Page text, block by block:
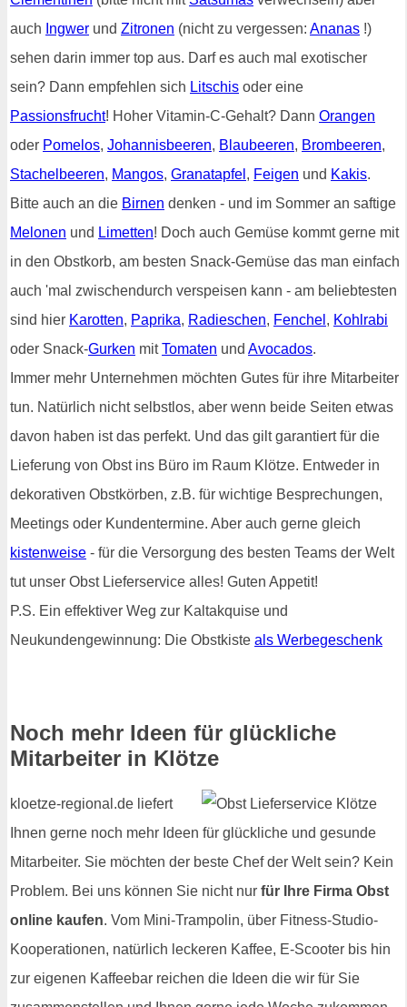
auch Ingwer und Zitronen (nicht zu vergessen: Ananas !)
sehen darin immer top aus. Darf es auch mal exotischer
sein? Dann empfehlen sich Litschis oder eine
Passionsfrucht! Hoher Vitamin-C-Gehalt? Dann Orangen
oder Pomelos, Johannisbeeren, Blaubeeren, Brombeeren,
Stachelbeeren, Mangos, Granatapfel , Feigen und Kakis.
Bitte auch an die Birnen denken - und im Sommer an saftige
Melonen und Limetten! Doch auch Gemüse kommt gerne mit
in den Obstkorb, am besten Snack-Gemüse das man einfach
auch 'mal zwischendurch verspeisen kann - am beliebtesten
sind hier Karotten, Paprika, Radieschen, Fenchel , Kohlrabi
oder Snack-Gurken mitTomaten und Avocados.
Immer mehr Unternehmen möchten Gutes für ihre Mitarbeiter
tun. Natürlich nicht selbstlos, aber wenn beide Seiten etwas
davon haben ist das perfekt. Und das gilt garantiert für die
Lieferung von Obst ins Büro im Raum Klötze. Entweder in
dekorativen Obstkörben, z.B. für wichtige Besprechungen,
Meetings oder Kundentermine. Aber auch gerne gleich
kistenweise - für die Versorgung des besten Teams der Welt
tut unser Obst Lieferservice alles! Guten Appetit!
P.S. Ein effektiver Weg zur Kaltakquise und
Neukundengewinnung: Die Obstkiste als Werbegeschenk
Noch mehr Ideen für glückliche
Mitarbeiter in Klötze
kloetze-regional.de liefert
Ihnen gerne noch mehr Ideen für glückliche und gesunde
Mitarbeiter. Sie möchten der beste Chef der Welt sein? Kein
Problem. Bei uns können Sie nicht nur für Ihre Firma Obst
online kaufen. Vom Mini-Trampolin, über Fitness-Studio-
Kooperationen, natürlich leckeren Kaffee, E-Scooter bis hin
zur eigenen Kaffeebar reichen die Ideen die wir für Sie